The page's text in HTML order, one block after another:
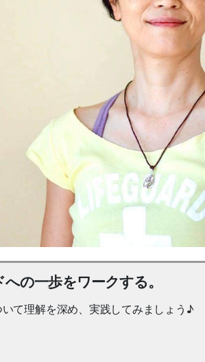
の一歩をワークする。
て理解を深め、実践してみましょう♪